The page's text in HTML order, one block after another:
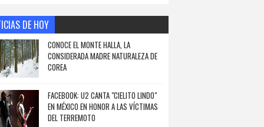
DE HOY
CONOCE EL MONTE HALLA, LA
CONSIDERADA MADRE NATURALEZA DE
COREA
FACEBOOK: U2 CANTA "CIELITO LINDO"
EN MÉXICO EN HONOR A LAS VÍCTIMAS
DEL TERREMOTO